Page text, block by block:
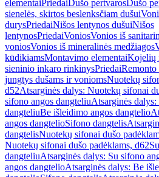
elementaiPriedaiDušo pertvarosDušo
sienelės, skirtos beslenksčiam dušui
durysPriedaiNišos lentynos dušuiNišos
lentynosPriedaiVoniosVonios iš
voniosVonios iš mineralinės medžiagos
kūdikiamsMontavimo elementaiKojelių
sieninio inkaro rinkinysPriedai
jungtys dušams ir voniomsNuotekų
d52Atsarginės dalys: Nuotekų sifonai
sifono angos dangteliuAtsarginės
dangteliuBe išleidimo angos dangtelio
angos dangtelioSifono dangtelis
dangtelisNuotekų sifonai dušo
Nuotekų sifonai dušo padėklams, d62
dangteliuAtsarginės dalys: Su sifono
angos dangtelioAtsarginės dalys: Be